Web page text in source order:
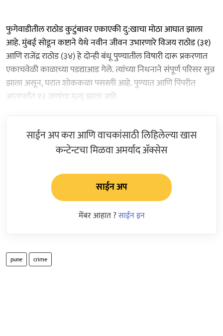
फुगेवाडीतील राठोड कुटुंबावर एकाएकी दु:खाचा मोठा आघात झाला
आहे. मुंबई सोडून कष्टाने येथे नवीन जीवन उभारणारे विजय राठोड (३१)
आणि राजेंद्र राठोड (३४) हे दोन्ही बंधू पुण्यातील विषारी दारू प्रकरणात
एकाचवेळी काळाच्या पडद्याआड गेले. त्यांच्या निधनाने संपूर्ण परिसर सुन्न
झाला असून, घरात शोककळा पसरली आहे. पुण्यात आणि पिंपरीत
आतापर्यंत १३ जणांचा मृत्यू झाला आहे.
साईन अप करा आणि वाचकांसाठी लिहिलेल्या खास
कन्टेन्टचा मिळवा अमर्याद ॲक्सेस
साईन अप
मेंबर आहात ?साईन इन
pune crime